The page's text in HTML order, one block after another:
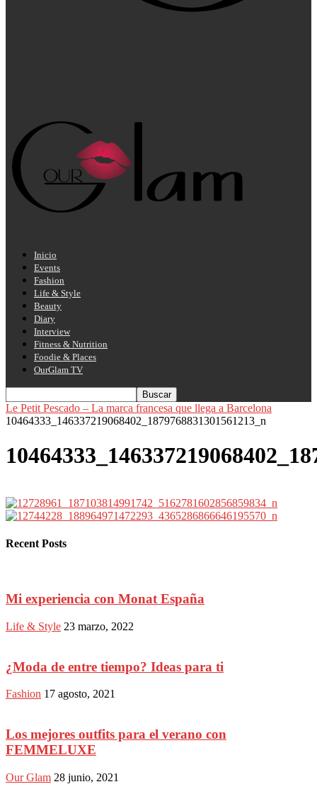
Inicio
Events
Fashion
Life & Style
Beauty
Diary
Interview
Fitness & Nutrition
Foodie & Places
OurGlam TV
Le Petit Pescado – La marca francesa que llega a Barcelona
10464333_146337219068402_1879768831301561213_n
Recent Posts
Mi experiencia con Monat España
Life & Style 23 marzo, 2022
¿Moda de entre tiempo? Ideas para ti
Fashion 17 agosto, 2021
Los mejores outfits para el verano con
FEMMELUXE
Our Glam 28 junio, 2021